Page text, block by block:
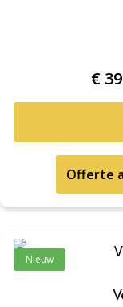
€
Offerte
Nieuw